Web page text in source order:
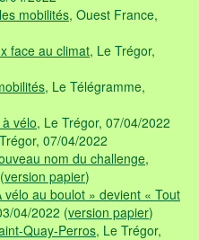
mobilités, Ouest France,
face au climat, Le Trégor,
, Le Télégramme,
vélo, Le Trégor, 07/04/2022
07/04/2022
nom du challenge,
version papier)
au boulot » devient « Tout
04/2022 (version papier)
Quay-Perros, Le Trégor,